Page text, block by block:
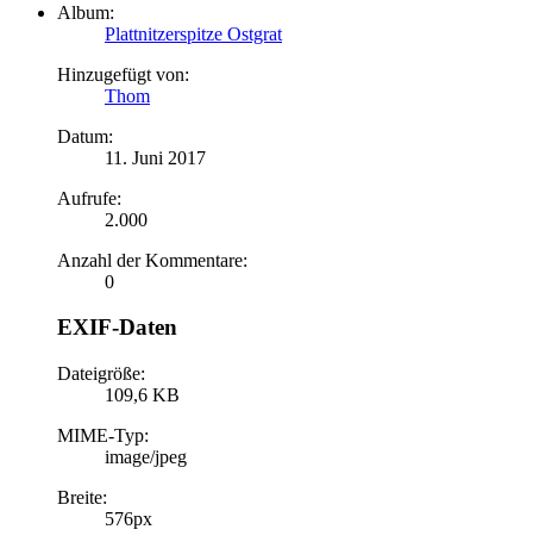
Album:
Plattnitzerspitze Ostgrat
Hinzugefügt von:
Thom
Datum:
11. Juni 2017
Aufrufe:
2.000
Anzahl der Kommentare:
0
EXIF-Daten
Dateigröße:
109,6 KB
MIME-Typ:
image/jpeg
Breite:
576px